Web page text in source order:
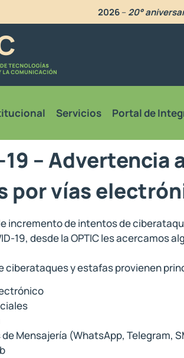
2026–20°
Servicios Portal de
19 –
por vías
incremento de intentos de
19, desde la OPTIC les acercamos
ciberataques y estafas provienen
Mensajería (WhatsApp, Telegram,